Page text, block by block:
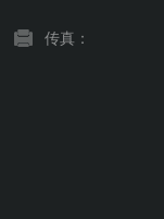
传真：